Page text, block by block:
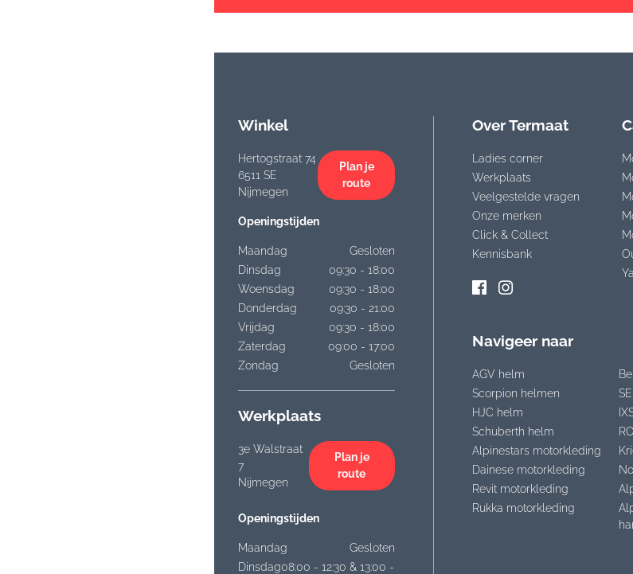
Winkel
Hertogstraat 74
6511 SE
Nijmegen
Plan je
route
Openingstijden
Maandag
Gesloten
Dinsdag
09:30 - 18:00
Woensdag
09:30 - 18:00
Donderdag
09:30 - 21:00
Vrijdag
09:30 - 18:00
Zaterdag
09:00 - 17:00
Zondag
Gesloten
Werkplaats
3e Walstraat
7
Nijmegen
Plan je
route
Openingstijden
Maandag
Gesloten
Dinsdag08:00 - 12:30 & 13:00 -
Over Termaat
Ladies corner
Werkplaats
Veelgestelde vragen
Onze merken
Click & Collect
Kennisbank
Navigeer naar
AGV helm
Scorpion helmen
HJC helm
Schuberth helm
Alpinestars motorkleding
Dainese motorkleding
Revit motorkleding
Rukka motorkleding